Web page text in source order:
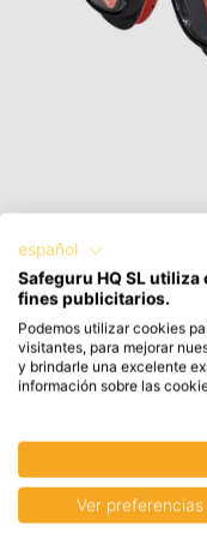
Portwest
6,80 €
8,23 € con IVA
español
Safeguru HQ SL
fines publicitarios.
Podemos utilizar cookies
visitantes, para mejorar
y brindarle una excelente
información sobre las
Ver preferencias